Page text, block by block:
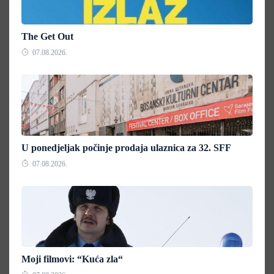
The Get Out
07.08.2026.
U ponedjeljak počinje prodaja ulaznica za 32. SFF
07.08.2026.
Moji filmovi: “Kuća zla“